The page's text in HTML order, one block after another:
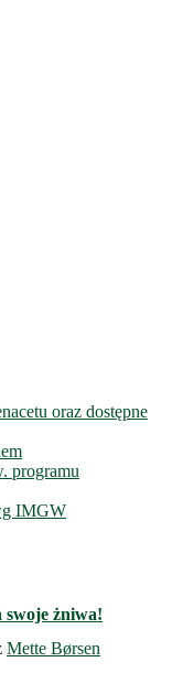
oraz dostępne
programu
IMGW
swoje żniwa!
Mette Børsen